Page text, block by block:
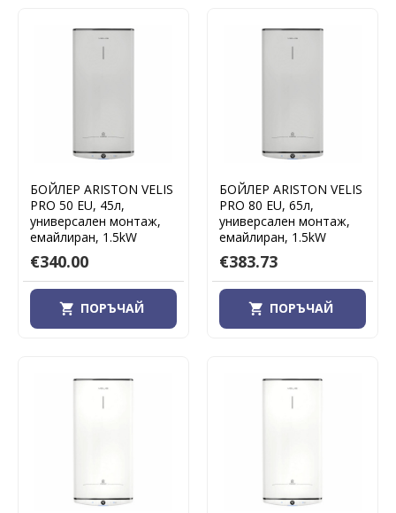
БОЙЛЕР ARISTON VELIS
PRO 50 EU, 45л,
универсален монтаж,
емайлиран, 1.5kW
€340.00
ПОРЪЧАЙ
БОЙЛЕР ARISTON VELIS
PRO 80 EU, 65л,
универсален монтаж,
емайлиран, 1.5kW
€383.73
ПОРЪЧАЙ